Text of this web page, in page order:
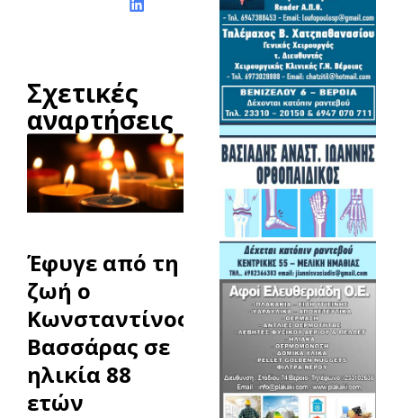
Σχετικές
αναρτήσεις
Έφυγε από τη
ζωή ο
Κωνσταντίνος
Βασσάρας σε
ηλικία 88
ετών